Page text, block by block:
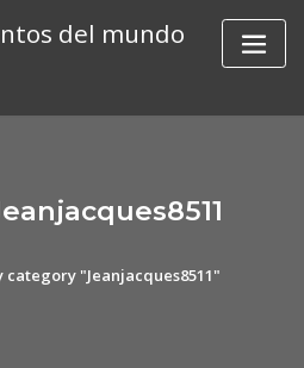
del mundo
category "Jeanjacques8511"